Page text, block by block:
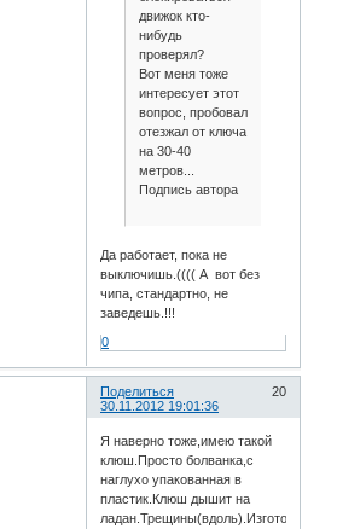
движок кто-
нибудь
проверял?
Вот меня тоже
интересует этот
вопрос, пробовал
отезжал от ключа
на 30-40
метров...
Подпись автора
Да работает, пока не
выключишь.(((( А вот без
чипа, стандартно, не
заведешь.!!!
0
Поделиться
20
30.11.2012 19:01:36
Я наверно тоже,имею такой
клюш.Просто болванка,с
наглухо упакованная в
пластик.Клюш дышит на
ладан.Трещины(вдоль).Изготовил